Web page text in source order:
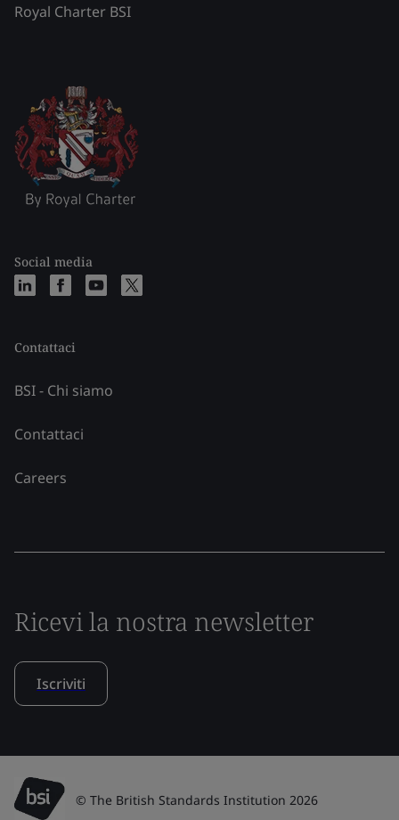
Royal Charter BSI
Social media
Contattaci
BSI - Chi siamo
Contattaci
Careers
Ricevi la nostra newsletter
Iscriviti
© The British Standards Institution 2026